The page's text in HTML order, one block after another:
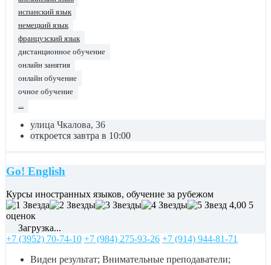
испанский язык
немецкий язык
французский язык
дистанционное обучение
онлайн занятия
онлайн обучение
очное обучение
...
улица Чкалова, 36
откроется завтра в 10:00
Go! English
Курсы иностранных языков, обучение за рубежом
4,00 5
оценок
Загрузка...
+7 (3952) 70-74-10 +7 (984) 275-93-26 +7 (914) 944-81-71
Виден результат; Внимательные преподаватели;